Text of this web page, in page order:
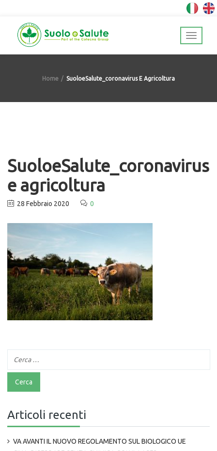
Home SuoloeSalute_coronavirus E Agricoltura
SuoloeSalute_coronavirus
e agricoltura
28 Febbraio 2020 0
Articoli recenti
VA AVANTI IL NUOVO REGOLAMENTO SUL BIOLOGICO UE